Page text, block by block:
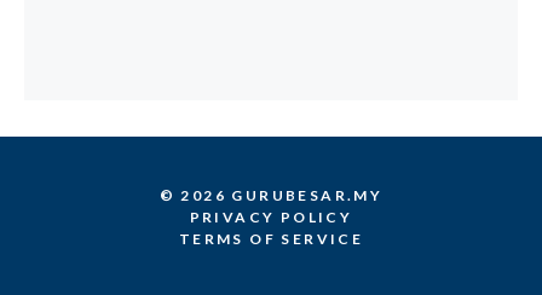
© 2026 GURUBESAR.MY
PRIVACY POLICY
TERMS OF SERVICE